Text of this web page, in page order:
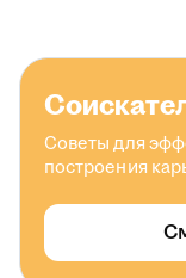
Советы для
построения